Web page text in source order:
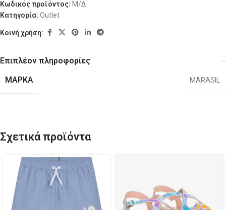
Κωδικός προϊόντος: Μ/Δ
Κατηγορία: Outlet
Κοινή χρήση:
Επιπλέον πληροφορίες
ΜΆΡΚΑ
MARASIL
Σχετικά προϊόντα